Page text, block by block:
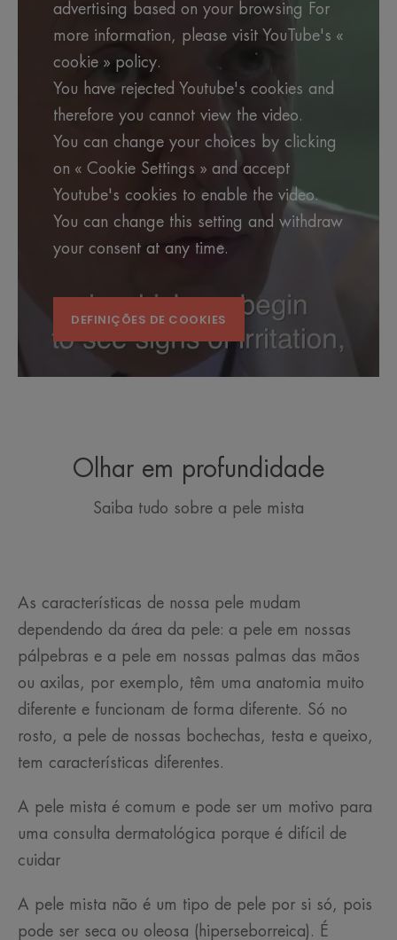
advertising based on your browsing For
more information, please visit YouTube's «
cookie » policy.
You have rejected Youtube's cookies and
therefore you cannot view the video.
You can change your choices by clicking
on « Cookie Settings » and accept
Youtube's cookies to enable the video.
You can change this setting and withdraw
your consent at any time.
DEFINIÇÕES DE COOKIES
Olhar em profundidade
Saiba tudo sobre a pele mista
As características de nossa pele mudam
dependendo da área da pele: a pele em nossas
pálpebras e a pele em nossas palmas das mãos
ou axilas, por exemplo, têm uma anatomia muito
diferente e funcionam de forma diferente. Só no
rosto, a pele de nossas bochechas, testa e queixo,
tem características diferentes.
A pele mista é comum e pode ser um motivo para
uma consulta dermatológica porque é difícil de
cuidar
A pele mista não é um tipo de pele por si só, pois
pode ser seca ou oleosa (hiperseborreica). É